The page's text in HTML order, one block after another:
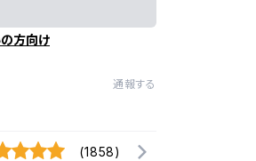
方向け
通報する
(1858)